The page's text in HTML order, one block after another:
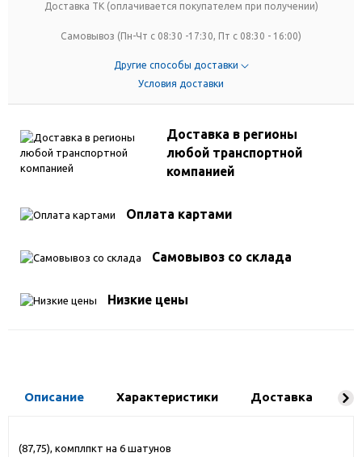
Доставка ТК (оплачивается покупателем при получении)
Самовывоз (Пн-Чт с 08:30 -17:30, Пт с 08:30 - 16:00)
Другие способы доставки
Условия доставки
Доставка в регионы
любой транспортной
компанией
Оплата картами
Самовывоз со склада
Низкие цены
Описание Характеристики Доставка
(87,75), комплпкт на 6 шатунов